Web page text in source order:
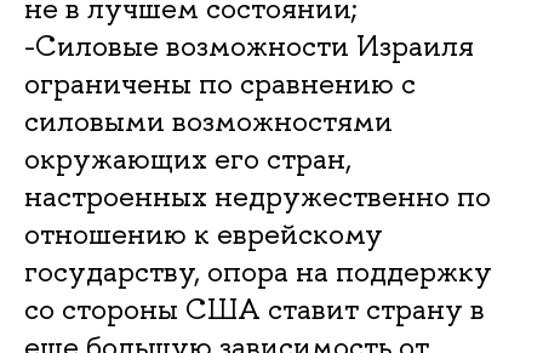
не в лучшем состоянии;
-Силовые возможности Израиля
ограничены по сравнению с
силовыми возможностями
окружающих его стран,
настроенных недружественно по
отношению к еврейскому
государству, опора на поддержку
со стороны США ставит страну в